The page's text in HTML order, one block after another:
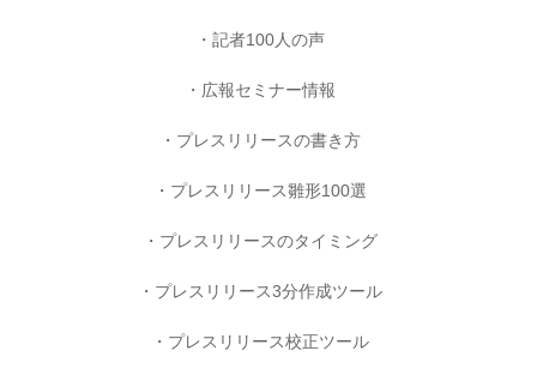
記者100人の声
広報セミナー情報
プレスリリースの書き方
プレスリリース雛形100選
プレスリリースのタイミング
プレスリリース3分作成ツール
プレスリリース校正ツール